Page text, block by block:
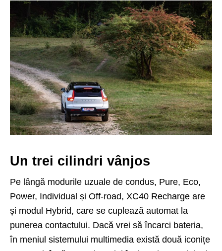
Un trei cilindri vânjos
Pe lângă moduri­le uzuale de condus, Pure, Eco,
Power, Individual și Off-road, XC40 Recharge are
și modul Hybrid, care se cuplează automat la
punerea contactului. Dacă vrei să încarci bateria,
în meniul sistemului multimedia există două iconițe